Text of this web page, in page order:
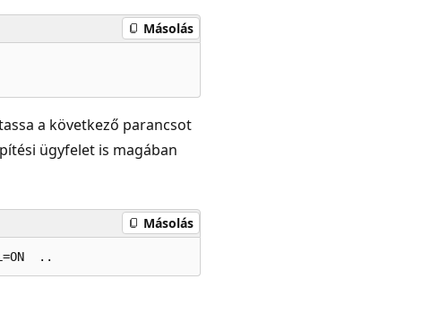
Másolás
a következő parancsot
ügyfelet is magában
Másolás